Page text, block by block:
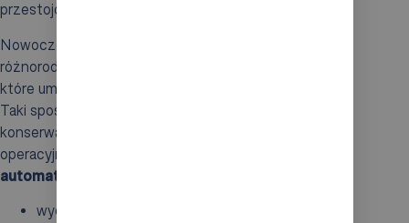
przestojów.
Nowoczesne systemy AS/RS są wyposażone w
różnorodne czujniki oraz narzędzia diagnostyczne,
które umożliwiają przewidywanie potencjalnych awarii.
Taki sposób działania pozwala na planowanie
konserwacji w momentach o niższym obciążeniu
operacyjnym. Regularne przeglądy oraz
automatyczne alerty serwisowe
wydłużenia żywotności komponentów,